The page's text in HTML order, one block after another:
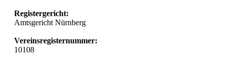
Registergericht:
Amtsgericht Nürnberg
Vereinsregisternummer:
10108